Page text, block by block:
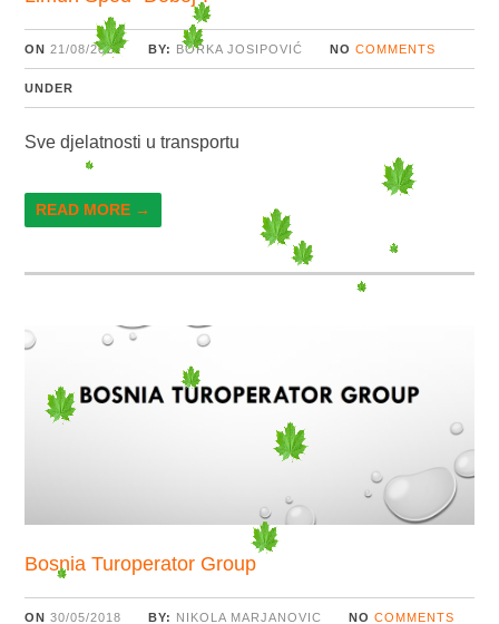
ON 21/08/2020 BY: BORKA JOSIPOVIĆ NO COMMENTS
UNDER
Sve djelatnosti u transportu
READ MORE →
Bosnia Turoperator Group
ON 30/05/2018 BY: NIKOLA MARJANOVIC NO COMMENTS